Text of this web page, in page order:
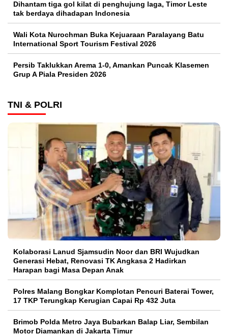
Dihantam tiga gol kilat di penghujung laga, Timor Leste
tak berdaya dihadapan Indonesia
Wali Kota Nurochman Buka Kejuaraan Paralayang Batu
International Sport Tourism Festival 2026
Persib Taklukkan Arema 1-0, Amankan Puncak Klasemen
Grup A Piala Presiden 2026
TNI & POLRI
Kolaborasi Lanud Sjamsudin Noor dan BRI Wujudkan
Generasi Hebat, Renovasi TK Angkasa 2 Hadirkan
Harapan bagi Masa Depan Anak
Polres Malang Bongkar Komplotan Pencuri Baterai Tower,
17 TKP Terungkap Kerugian Capai Rp 432 Juta
Brimob Polda Metro Jaya Bubarkan Balap Liar, Sembilan
Motor Diamankan di Jakarta Timur